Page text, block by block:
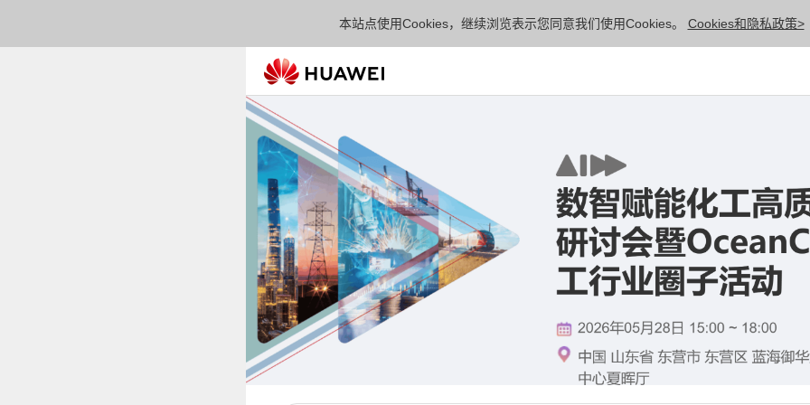
本站点使用Cookies，继续浏览表示您同意我们使用Cookies。 Cookies和隐私政策>